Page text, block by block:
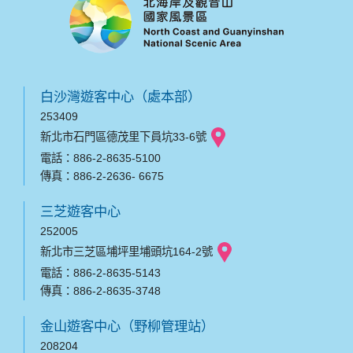
白沙灣遊客中心（處本部）
253409
新北市石門區德茂里下員坑33-6號
電話：886-2-8635-5100
傳真：886-2-2636- 6675
三芝遊客中心
252005
新北市三芝區埔坪里埔頭坑164-2號
電話：886-2-8635-5143
傳真：886-2-8635-3748
金山遊客中心（野柳管理站）
208204